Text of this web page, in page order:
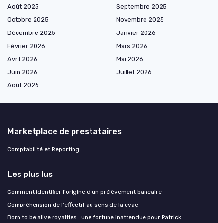
Août 2025
Septembre 2025
Octobre 2025
Novembre 2025
Décembre 2025
Janvier 2026
Février 2026
Mars 2026
Avril 2026
Mai 2026
Juin 2026
Juillet 2026
Août 2026
Marketplace de prestataires
Comptabilité et Reporting
Les plus lus
Comment identifier l'origine d'un prélèvement bancaire
Compréhension de l'effectif au sens de la cvae
Born to be alive royalties : une fortune inattendue pour Patrick